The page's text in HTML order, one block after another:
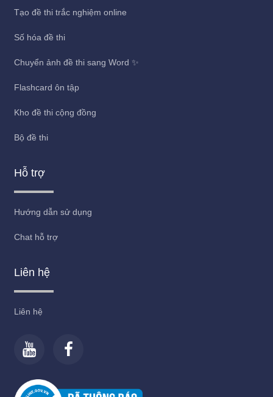
Tạo đề thi trắc nghiệm online
Số hóa đề thi
Chuyển ảnh đề thi sang Word ✨
Flashcard ôn tập
Kho đề thi cộng đồng
Bộ đề thi
Hỗ trợ
Hướng dẫn sử dụng
Chat hỗ trợ
Liên hệ
Liên hệ